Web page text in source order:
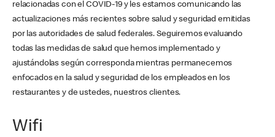
relacionadas con el COVID-19 y les estamos comunicando las
actualizaciones más recientes sobre salud y seguridad emitidas
por las autoridades de salud federales. Seguiremos evaluando
todas las medidas de salud que hemos implementado y
ajustándolas según corresponda mientras permanecemos
enfocados en la salud y seguridad de los empleados en los
restaurantes y de ustedes, nuestros clientes.
Wifi